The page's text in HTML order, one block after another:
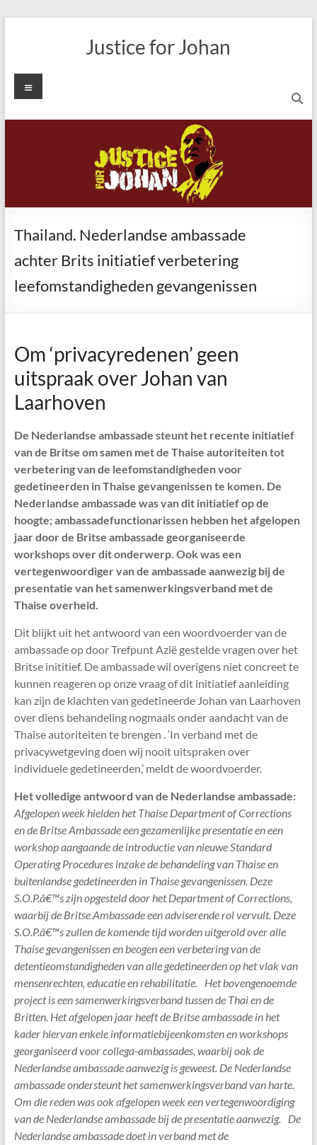
Justice for Johan
Menu
Thailand. Nederlandse ambassade
achter Brits initiatief verbetering
leefomstandigheden gevangenissen
Om ‘privacyredenen’ geen
uitspraak over Johan van
Laarhoven
De Nederlandse ambassade steunt het recente initiatief
van de Britse om samen met de Thaise autoriteiten tot
verbetering van de leefomstandigheden voor
gedetineerden in Thaise gevangenissen te komen. De
Nederlandse ambassade was van dit initiatief op de
hoogte; ambassadefunctionarissen hebben het afgelopen
jaar door de Britse ambassade georganiseerde
workshops over dit onderwerp. Ook was een
vertegenwoordiger van de ambassade aanwezig bij de
presentatie van het samenwerkingsverband met de
Thaise overheid.
Dit blijkt uit het antwoord van een woordvoerder van de
ambassade op door Trefpunt Azië gestelde vragen over het
Britse inititief. De ambassade wil overigens niet concreet te
kunnen reageren op onze vraag of dit initiatief aanleiding
kan zijn de klachten van gedetineerde Johan van Laarhoven
over diens behandeling nogmaals onder aandacht van de
Thaise autoriteiten te brengen . ‘In verband met de
privacywetgeving doen wij nooit uitspraken over
individuele gedetineerden,’ meldt de woordvoerder.
Het volledige antwoord van de Nederlandse ambassade:
Afgelopen week hielden het Thaise Department of Corrections
en de Britse Ambassade een gezamenlijke presentatie en een
workshop aangaande de introductie van nieuwe Standard
Operating Procedures inzake de behandeling van Thaise en
buitenlandse gedetineerden in Thaise gevangenissen. Deze
S.O.P.â€™s zijn opgesteld door het Department of Corrections,
waarbij de Britse Ambassade een adviserende rol vervult. Deze
S.O.P.â€™s zullen de komende tijd worden uitgerold over alle
Thaise gevangenissen en beogen een verbetering van de
detentieomstandigheden van alle gedetineerden op het vlak van
mensenrechten, educatie en rehabilitatie. Het bovengenoemde
project is een samenwerkingsverband tussen de Thai en de
Britten. Het afgelopen jaar heeft de Britse ambassade in het
kader hiervan enkele informatiebijeenkomsten en workshops
georganiseerd voor collega-ambassades, waarbij ook de
Nederlandse ambassade aanwezig is geweest. De Nederlandse
ambassade ondersteunt het samenwerkingsverband van harte.
Om die reden was ook afgelopen week een vertegenwoordiging
van de Nederlandse ambassade bij de presentatie aanwezig. De
Nederlandse ambassade doet in verband met de